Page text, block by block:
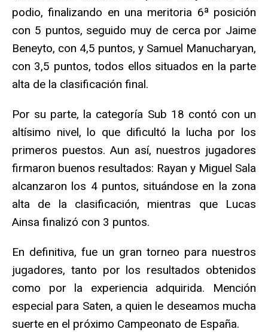
podio, finalizando en una meritoria 6ª posición
con 5 puntos, seguido muy de cerca por Jaime
Beneyto, con 4,5 puntos, y Samuel Manucharyan,
con 3,5 puntos, todos ellos situados en la parte
alta de la clasificación final.
Por su parte, la categoría Sub 18 contó con un
altísimo nivel, lo que dificultó la lucha por los
primeros puestos. Aun así, nuestros jugadores
firmaron buenos resultados: Rayan y Miguel Sala
alcanzaron los 4 puntos, situándose en la zona
alta de la clasificación, mientras que Lucas
Ainsa finalizó con 3 puntos.
En definitiva, fue un gran torneo para nuestros
jugadores, tanto por los resultados obtenidos
como por la experiencia adquirida. Mención
especial para Saten, a quien le deseamos mucha
suerte en el próximo Campeonato de España.